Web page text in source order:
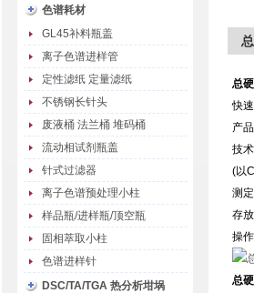
色谱耗材
GL45补料瓶盖
离子色谱进样管
定性滤纸 定量滤纸
不锈钢长针头
废液桶 法兰桶 堆码桶
流动相试剂瓶盖
针式过滤器
离子色谱预处理小柱
样品瓶/进样瓶/顶空瓶
固相萃取小柱
色谱进样针
DSC/TA/TGA 热分析坩埚
总
快
产
技
(以
测
存
操
总